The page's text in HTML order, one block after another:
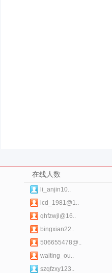
在线人数
li_anjin10..
lcd_1981@1..
qhfzwjl@16..
bingxian22..
506655478@..
waiting_ou..
szqfzxy123..